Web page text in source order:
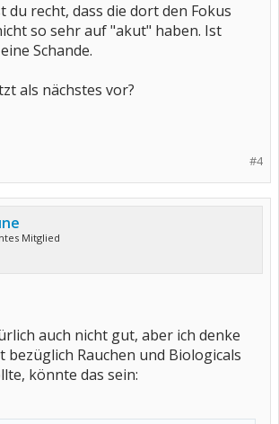
du recht, dass die dort den Fokus
so sehr auf "akut" haben. Ist
Schande.
als nächstes vor?
#4
Mitglied
auch nicht gut, aber ich denke
bezüglich Rauchen und Biologicals
könnte das sein: